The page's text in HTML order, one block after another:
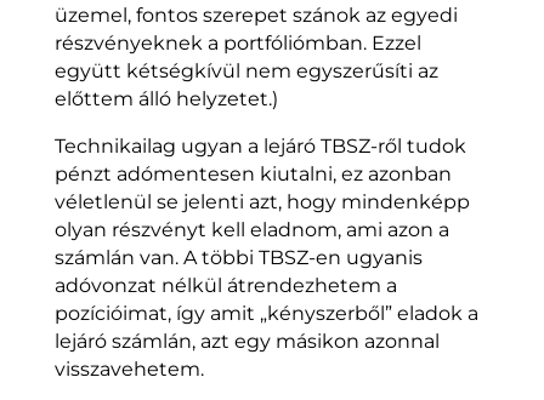
üzemel, fontos szerepet szánok az egyedi
részvényeknek a portfóliómban. Ezzel
együtt kétségkívül nem egyszerűsíti az
előttem álló helyzetet.)
Technikailag ugyan a lejáró TBSZ-ről tudok
pénzt adómentesen kiutalni, ez azonban
véletlenül se jelenti azt, hogy mindenképp
olyan részvényt kell eladnom, ami azon a
számlán van. A többi TBSZ-en ugyanis
adóvonzat nélkül átrendezhetem a
pozícióimat, így amit „kényszerből” eladok a
lejáró számlán, azt egy másikon azonnal
visszavehetem.